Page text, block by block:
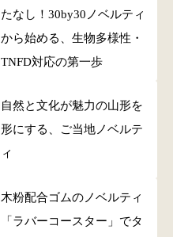
たなし！30by30ノベルティ
から始める、生物多様性・
TNFD対応の第一歩
自然と文化が魅力の山形を
形にする、ご当地ノベルテ
ィ
木粉配合ゴムのノベルティ
「ラバーコースター」でタ